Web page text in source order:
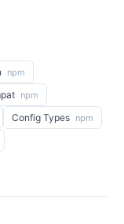
npm
npm
Config Types npm